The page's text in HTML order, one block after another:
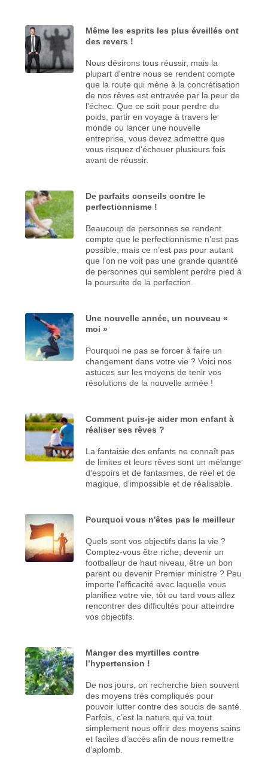
Même les esprits les plus éveillés ont
des revers !
Nous désirons tous réussir, mais la
plupart d'entre nous se rendent compte
que la route qui mène à la concrétisation
de nos rêves est entravée par la peur de
l'échec. Que ce soit pour perdre du
poids, partir en voyage à travers le
monde ou lancer une nouvelle
entreprise, vous devez admettre que
vous risquez d'échouer plusieurs fois
avant de réussir.
De parfaits conseils contre le
perfectionnisme !
Beaucoup de personnes se rendent
compte que le perfectionnisme n’est pas
possible, mais ce n’est pas pour autant
que l’on ne voit pas une grande quantité
de personnes qui semblent perdre pied à
la poursuite de la perfection.
Une nouvelle année, un nouveau «
moi »
Pourquoi ne pas se forcer à faire un
changement dans votre vie ? Voici nos
astuces sur les moyens de tenir vos
résolutions de la nouvelle année !
Comment puis-je aider mon enfant à
réaliser ses rêves ?
La fantaisie des enfants ne connaît pas
de limites et leurs rêves sont un mélange
d'espoirs et de fantasmes, de réel et de
magique, d'impossible et de réalisable.
Pourquoi vous n'êtes pas le meilleur
Quels sont vos objectifs dans la vie ?
Comptez-vous être riche, devenir un
footballeur de haut niveau, être un bon
parent ou devenir Premier ministre ? Peu
importe l'efficacité avec laquelle vous
planifiez votre vie, tôt ou tard vous allez
rencontrer des difficultés pour atteindre
vos objectifs.
Manger des myrtilles contre
l’hypertension !
De nos jours, on recherche bien souvent
des moyens très compliqués pour
pouvoir lutter contre des soucis de santé.
Parfois, c’est la nature qui va tout
simplement nous offrir des moyens sains
et faciles d’accès afin de nous remettre
d’aplomb.